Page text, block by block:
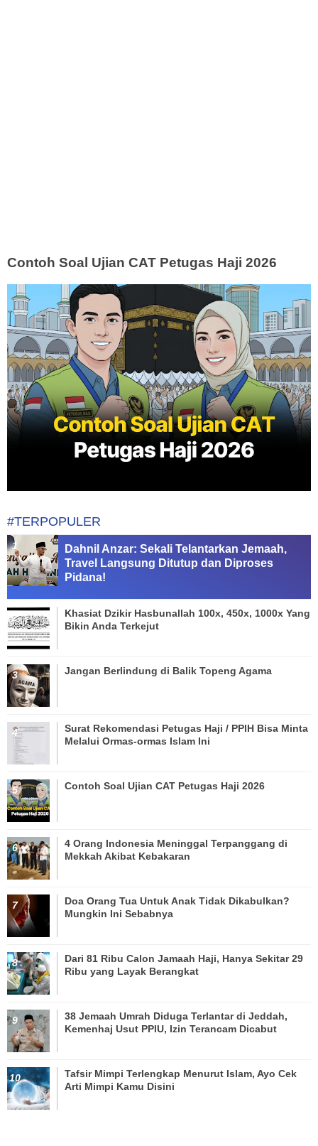
Contoh Soal Ujian CAT Petugas Haji 2026
#TERPOPULER
Dahnil Anzar: Sekali Telantarkan Jemaah,
Travel Langsung Ditutup dan Diproses
Pidana!
Khasiat Dzikir Hasbunallah 100x, 450x, 1000x Yang
Bikin Anda Terkejut
Jangan Berlindung di Balik Topeng Agama
Surat Rekomendasi Petugas Haji / PPIH Bisa Minta
Melalui Ormas-ormas Islam Ini
Contoh Soal Ujian CAT Petugas Haji 2026
4 Orang Indonesia Meninggal Terpanggang di
Mekkah Akibat Kebakaran
Doa Orang Tua Untuk Anak Tidak Dikabulkan?
Mungkin Ini Sebabnya
Dari 81 Ribu Calon Jamaah Haji, Hanya Sekitar 29
Ribu yang Layak Berangkat
38 Jemaah Umrah Diduga Terlantar di Jeddah,
Kemenhaj Usut PPIU, Izin Terancam Dicabut
Tafsir Mimpi Terlengkap Menurut Islam, Ayo Cek
Arti Mimpi Kamu Disini